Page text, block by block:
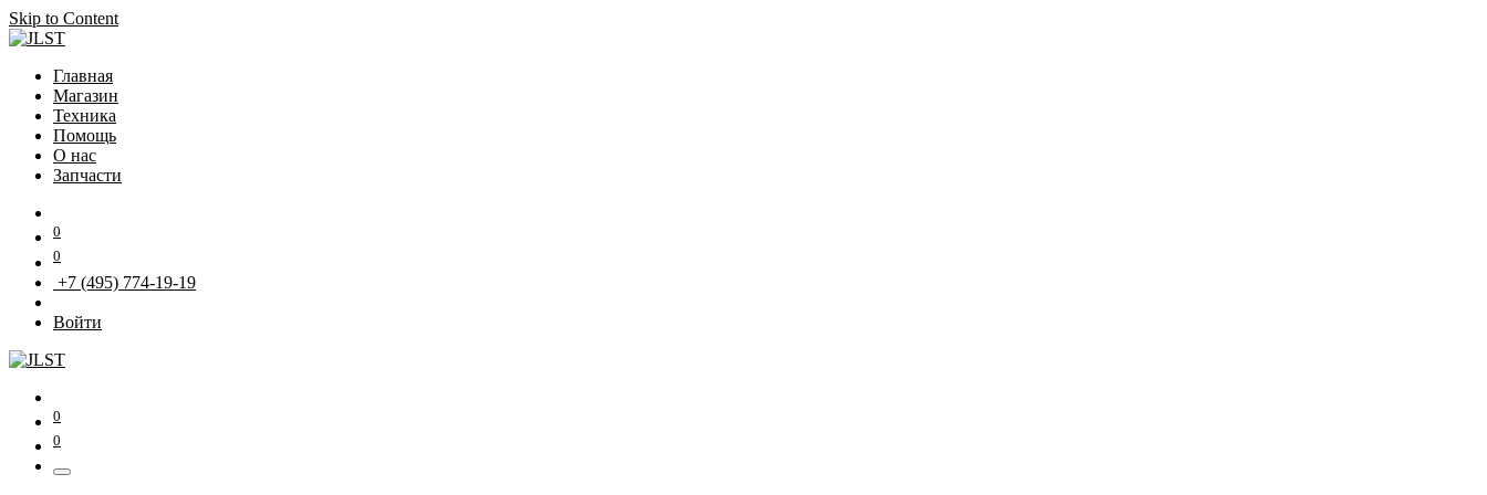
Skip to Content
Главная
Магазин
Техника
Помощь
О нас
Запчасти
0
0
+7 (495) 774-19-19
Войти
0
0